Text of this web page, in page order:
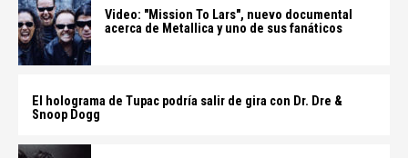
Video: "Mission To Lars", nuevo documental
acerca de Metallica y uno de sus fanáticos
El holograma de Tupac podría salir de gira con Dr. Dre &
Snoop Dogg